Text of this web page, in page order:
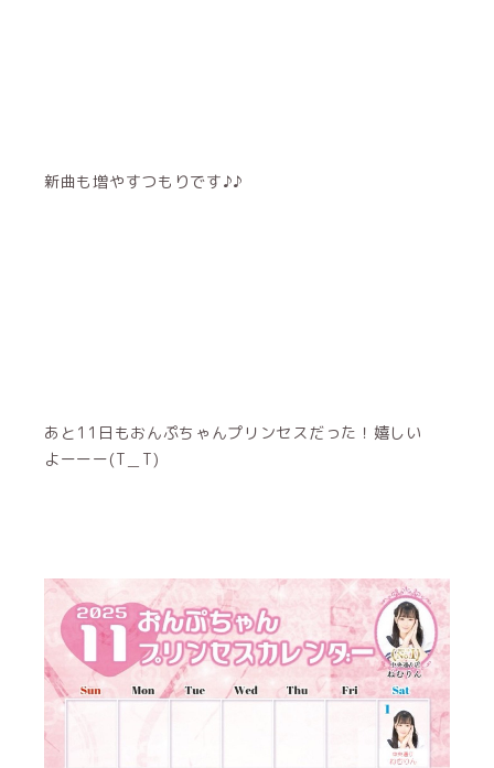
新曲も増やすつもりです♪♪
あと11日もおんぷちゃんプリンセスだった！嬉しい
よーーー(T＿T)